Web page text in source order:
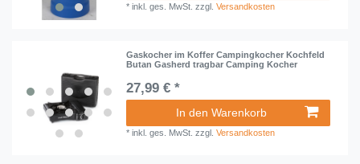
*inkl. ges. MwSt. zzgl.Versandkosten
Gaskocher im Koffer Campingkocher Kochfeld
Butan Gasherd tragbar Camping Kocher
27,99 € *
In den Warenkorb
*inkl. ges. MwSt. zzgl.Versandkosten